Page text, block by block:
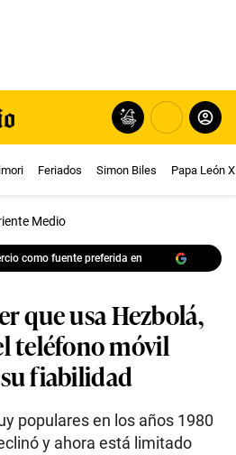
Feriados Simon Biles Papa León
Medio
como fuente preferida en
que usa Hezbolá,
teléfono móvil
fiabilidad
populares en los años 1980
y ahora está limitado